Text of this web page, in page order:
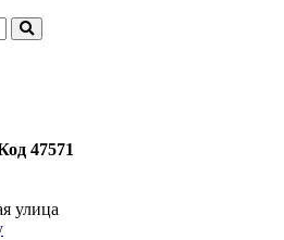
47571
улица